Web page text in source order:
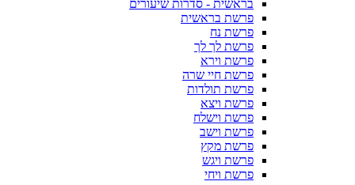
בראשית - סדרות שיעורים
פרשת בראשית
פרשת נח
פרשת לך לך
פרשת וירא
פרשת חיי שרה
פרשת תולדות
פרשת ויצא
פרשת וישלח
פרשת וישב
פרשת מקץ
פרשת ויגש
פרשת ויחי